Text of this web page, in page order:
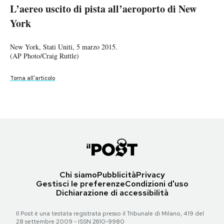
PODCAST
NEWSLETTER
AREA PERSONALE
Newsletter
L’aereo uscito di pista all’aeroporto di New
New York, Stati Uniti, 5 marzo 2015.
L’aereo uscito di pista all’aeroporto di New
York
New York, Stati Uniti, 5 marzo 2015.
(AP Photo/Craig Ruttle)
Torna all'articolo
L’aereo uscito di pista all’aeroporto di New
York
New York, Stati Uniti, 5 marzo 2015.
(AP Photo/Seth Wenig)
Chi siamoPubblicitàPrivacy
Gestisci le preferenzeCondizioni d'uso
Dichiarazione di accessibilità
Il Post è una testata registrata presso il Tribunale di Milano, 419 del
28 settembre 2009 - ISSN 2610-9980